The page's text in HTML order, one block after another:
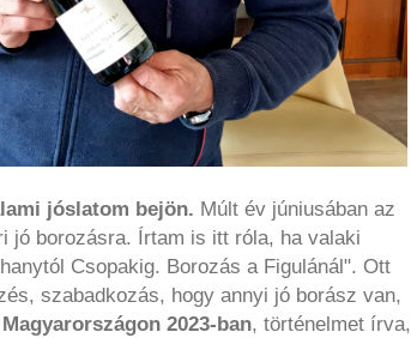
jóslatom bejön. Múlt év júniusában az
jó borozásra. Írtam is itt róla, ha valaki
Csopakig. Borozás a Figulánál". Ott
szabadkozás, hogy annyi jó borász van,
2023-ban, történelmet írva,